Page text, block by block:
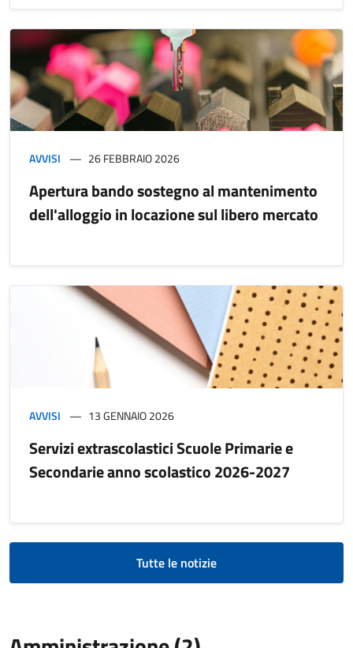
AVVISI 26 FEBBRAIO 2026
Apertura bando sostegno al mantenimento
dell'alloggio in locazione sul libero mercato
AVVISI 13 GENNAIO 2026
Servizi extrascolastici Scuole Primarie e
Secondarie anno scolastico 2026-2027
Tutte le notizie